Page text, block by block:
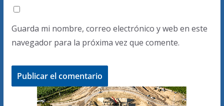
Guarda mi nombre, correo electrónico y web en este
navegador para la próxima vez que comente.